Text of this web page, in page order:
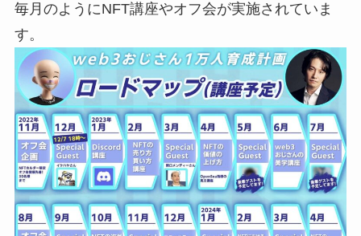
毎月のようにNFT講座やオフ会が実施されていま
す。